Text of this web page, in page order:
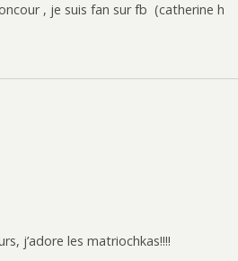
, je suis fan sur fb (catherine h
j’adore les matriochkas!!!!